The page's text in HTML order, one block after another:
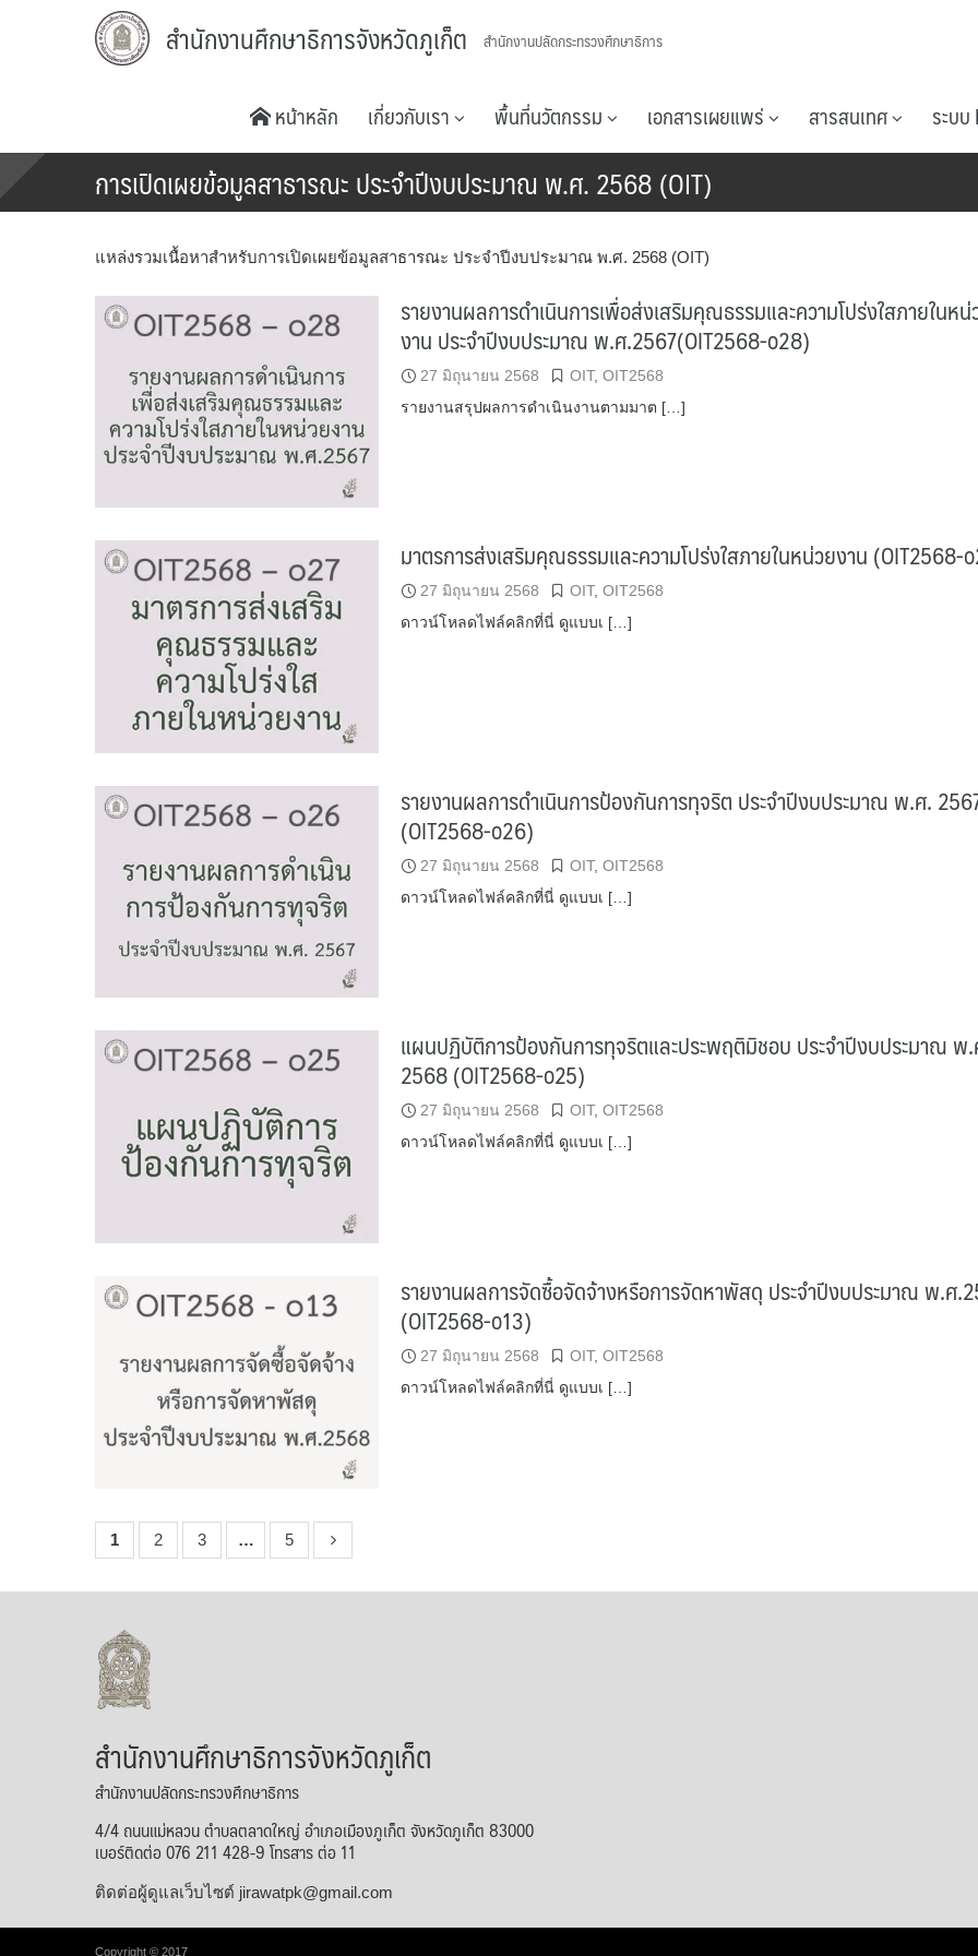
สำนักงานศึกษาธิการจังหวัดภูเก็ต สำนักงานปลัดกระทรวงศึกษาธิการ
หน้าหลัก เกี่ยวกับเรา พื้นที่นวัตกรรม เอกสารเผยแพร่ สารสนเทศ ระบ
การเปิดเผยข้อมูลสาธารณะ ประจำปีงบประมาณ พ.ศ. 2568 (OIT)
แหล่งรวมเนื้อหาสำหรับการเปิดเผยข้อมูลสาธารณะ ประจำปีงบประมาณ พ.ศ. 2568 (OIT)
รายงานผลการดำเนินการเพื่อส่งเสริมคุณธรรมและความโปร่งใสภายในห
งาน ประจำปีงบประมาณ พ.ศ.2567(OIT2568-o28)
27 มิถุนายน 2568 OIT, OIT2568
รายงานสรุปผลการดำเนินงานตามมาต […]
มาตรการส่งเสริมคุณธรรมและความโปร่งใสภายในหน่วยงาน (OIT2568-
27 มิถุนายน 2568 OIT, OIT2568
ดาวน์โหลดไฟล์คลิกที่นี่ ดูแบบเ […]
รายงานผลการดำเนินการป้องกันการทุจริต ประจำปีงบประมาณ พ.ศ.
(OIT2568-o26)
27 มิถุนายน 2568 OIT, OIT2568
ดาวน์โหลดไฟล์คลิกที่นี่ ดูแบบเ […]
แผนปฏิบัติการป้องกันการทุจริตและประพฤติมิชอบ ประจำปีงบประมาณ พ
2568 (OIT2568-o25)
27 มิถุนายน 2568 OIT, OIT2568
ดาวน์โหลดไฟล์คลิกที่นี่ ดูแบบเ […]
รายงานผลการจัดซื้อจัดจ้างหรือการจัดหาพัสดุ ประจำปีงบประมาณ พ.ศ
(OIT2568-o13)
27 มิถุนายน 2568 OIT, OIT2568
ดาวน์โหลดไฟล์คลิกที่นี่ ดูแบบเ […]
1 2 3 … 5
สำนักงานศึกษาธิการจังหวัดภูเก็ต
สำนักงานปลัดกระทรวงศึกษาธิการ
4/4 ถนนแม่หลวน ตำบลตลาดใหญ่ อำเภอเมืองภูเก็ต จังหวัดภูเก็ต 83000
เบอร์ติดต่อ 076 211 428-9 โทรสาร ต่อ 11
ติดต่อผู้ดูแลเว็บไซต์ jirawatpk@gmail.com
Copyright © 2017